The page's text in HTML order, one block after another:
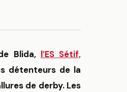
Blida, l’ES Sétif,
détenteurs de la
de derby. Les